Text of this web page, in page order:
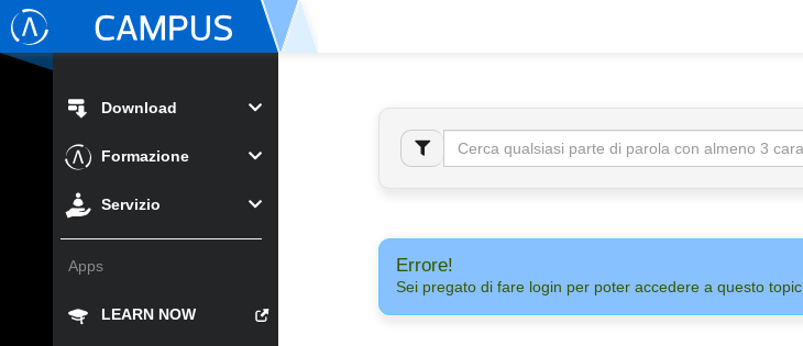
Download
Formazione
Servizio
Apps
LEARN NOW
Errore!
Sei pregato di fare login per poter accedere a questo topic.